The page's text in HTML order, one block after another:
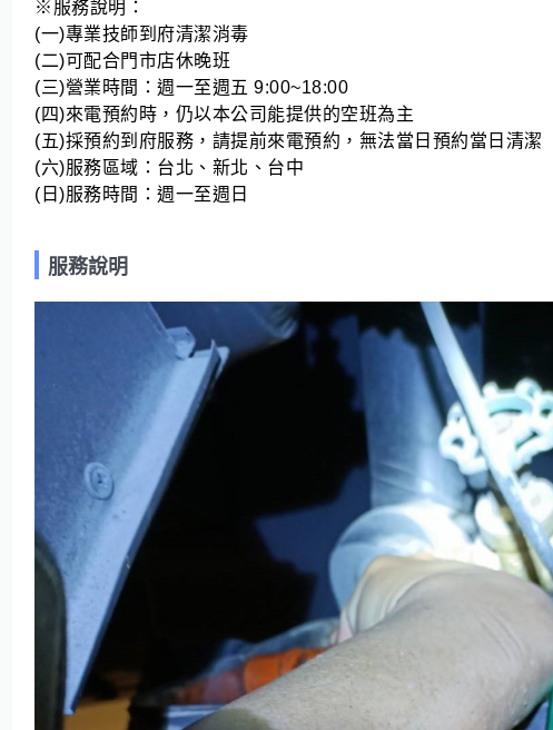
※服務說明：
(一)專業技師到府清潔消毒
(二)可配合門市店休晚班
(三)營業時間：週一至週五 9:00~18:00
(四)來電預約時，仍以本公司能提供的空班為主
(五)採預約到府服務，請提前來電預約，無法當日預約當日清潔
(六)服務區域：台北、新北、台中
(日)服務時間：週一至週日
服務說明